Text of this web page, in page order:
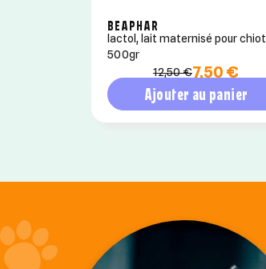
BEAPHAR
lactol, lait maternisé pour chiot
500gr
12,50 €7,50 €
Ajouter au panier